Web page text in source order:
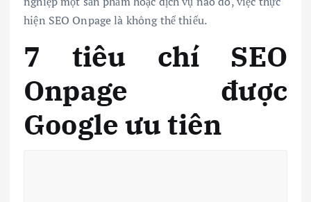
hiện SEO Onpage là không thể thiếu.
7 tiêu chí SEO
Onpage được
Google ưu tiên